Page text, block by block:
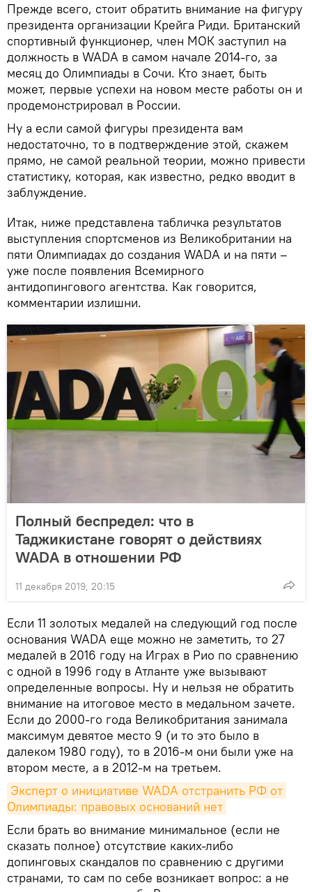
Прежде всего, стоит обратить внимание на фигуру
президента организации Крейга Риди. Британский
спортивный функционер, член МОК заступил на
должность в WADA в самом начале 2014-го, за
месяц до Олимпиады в Сочи. Кто знает, быть
может, первые успехи на новом месте работы он и
продемонстрировал в России.
Ну а если самой фигуры президента вам
недостаточно, то в подтверждение этой, скажем
прямо, не самой реальной теории, можно привести
статистику, которая, как известно, редко вводит в
заблуждение.
Итак, ниже представлена табличка результатов
выступления спортсменов из Великобритании на
пяти Олимпиадах до создания WADA и на пяти –
уже после появления Всемирного
антидопингового агентства. Как говорится,
комментарии излишни.
Полный беспредел: что в
Таджикистане говорят о действиях
WADA в отношении РФ
11 декабря 2019, 20:15
Если 11 золотых медалей на следующий год после
основания WADA еще можно не заметить, то 27
медалей в 2016 году на Играх в Рио по сравнению
с одной в 1996 году в Атланте уже вызывают
определенные вопросы. Ну и нельзя не обратить
внимание на итоговое место в медальном зачете.
Если до 2000-го года Великобритания занимала
максимум девятое место 9 (и то это было в
далеком 1980 году), то в 2016-м они были уже на
втором месте, а в 2012-м на третьем.
Эксперт о инициативе WADA отстранить РФ от
Олимпиады: правовых оснований нет
Если брать во внимание минимальное (если не
сказать полное) отсутствие каких-либо
допинговых скандалов по сравнению с другими
странами, то сам по себе возникает вопрос: а не